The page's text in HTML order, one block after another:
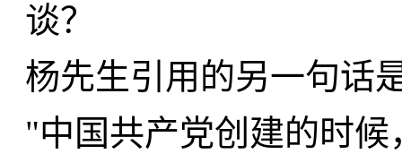
谈？
杨先生引用的另一句话
"中国共产党创建的时